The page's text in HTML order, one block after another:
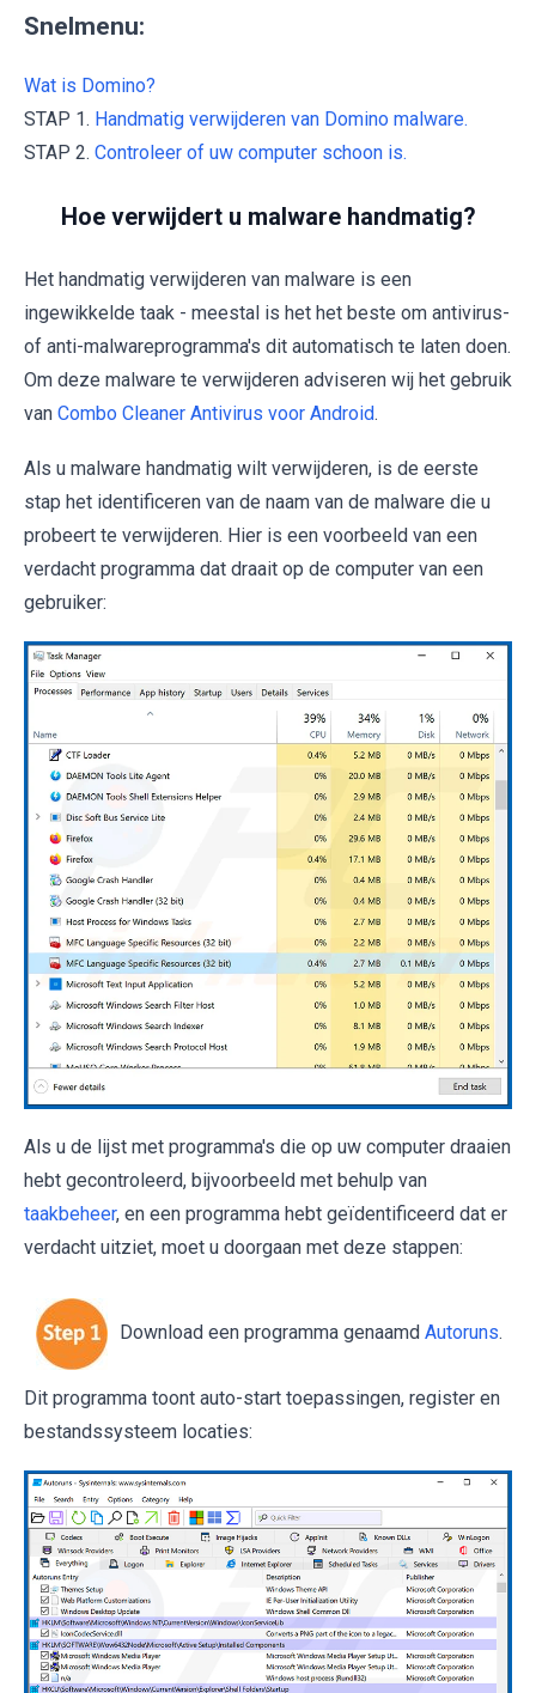
Snelmenu:
Wat is Domino?
STAP 1. Handmatig verwijderen van Domino malware.
STAP 2. Controleer of uw computer schoon is.
Hoe verwijdert u malware handmatig?
Het handmatig verwijderen van malware is een
ingewikkelde taak - meestal is het het beste om antivirus-
of anti-malwareprogramma's dit automatisch te laten doen.
Om deze malware te verwijderen adviseren wij het gebruik
van Combo Cleaner Antivirus voor Android.
Als u malware handmatig wilt verwijderen, is de eerste
stap het identificeren van de naam van de malware die u
probeert te verwijderen. Hier is een voorbeeld van een
verdacht programma dat draait op de computer van een
gebruiker:
Als u de lijst met programma's die op uw computer draaien
hebt gecontroleerd, bijvoorbeeld met behulp van
taakbeheer, en een programma hebt geïdentificeerd dat er
verdacht uitziet, moet u doorgaan met deze stappen:
Download een programma genaamd Autoruns.
Dit programma toont auto-start toepassingen, register en
bestandssysteem locaties: